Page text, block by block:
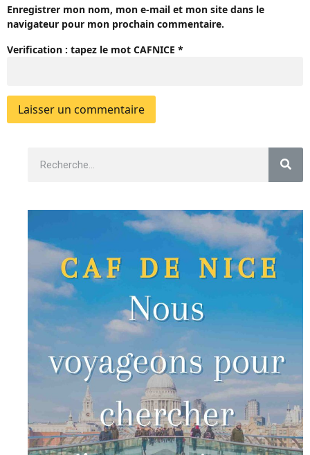
Enregistrer mon nom, mon e-mail et mon site dans le
navigateur pour mon prochain commentaire.
Verification : tapez le mot CAFNICE *